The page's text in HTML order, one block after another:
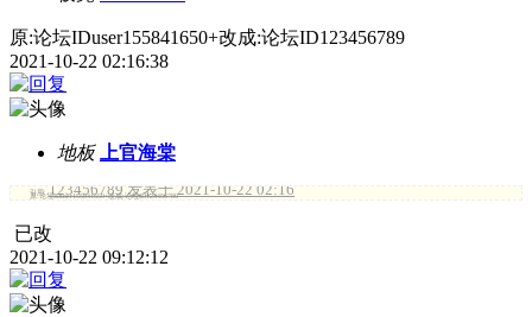
原:论坛IDuser155841650+改成:论坛ID123456789
2021-10-22 02:16:38
地板 上官海棠
引用:123456789 发表于 2021-10-22 02:16
原:论坛IDuser155841650+改成:论坛ID123456789
已改
2021-10-22 09:12:12